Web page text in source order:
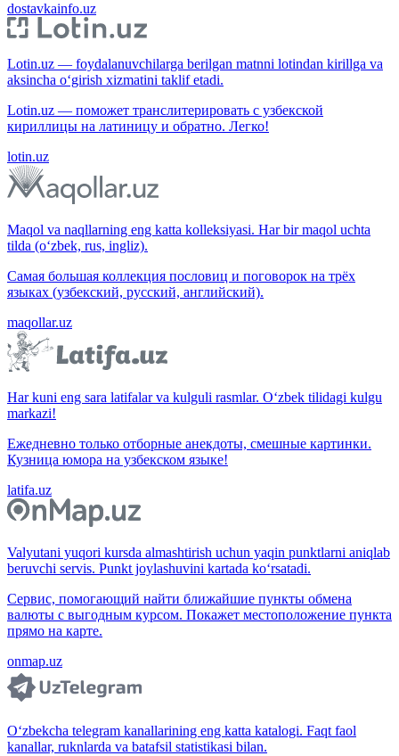
dostavkainfo.uz
Lotin.uz — foydalanuvchilarga berilgan matnni lotindan kirillga va
aksincha o‘girish xizmatini taklif etadi.
Lotin.uz — поможет транслитерировать с узбекской
кириллицы на латиницу и обратно. Легко!
lotin.uz
Maqol va naqllarning eng katta kolleksiyasi. Har bir maqol uchta
tilda (o‘zbek, rus, ingliz).
Самая большая коллекция пословиц и поговорок на трёх
языках (узбекский, русский, английский).
maqollar.uz
Har kuni eng sara latifalar va kulguli rasmlar. O‘zbek tilidagi kulgu
markazi!
Ежедневно только отборные анекдоты, смешные картинки.
Кузница юмора на узбекском языке!
latifa.uz
Valyutani yuqori kursda almashtirish uchun yaqin punktlarni aniqlab
beruvchi servis. Punkt joylashuvini kartada ko‘rsatadi.
Сервис, помогающий найти ближайшие пункты обмена
валюты с выгодным курсом. Покажет местоположение пункта
прямо на карте.
onmap.uz
O‘zbekcha telegram kanallarining eng katta katalogi. Faqt faol
kanallar, ruknlarda va batafsil statistikasi bilan.